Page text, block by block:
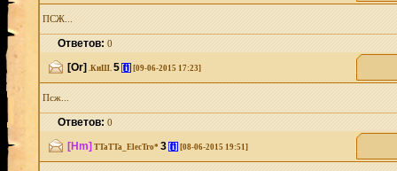
ПСЖ...
Ответов:0
[Or] .КиШ. 5 [i] [09-06-2015 17:23]
Псж...
Ответов:0
[Hm] TTaTTa_ElecTro* 3 [i] [08-06-2015 19:51]